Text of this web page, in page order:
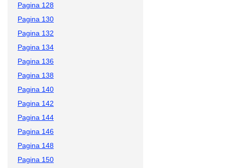
Pagina 128
Pagina 130
Pagina 132
Pagina 134
Pagina 136
Pagina 138
Pagina 140
Pagina 142
Pagina 144
Pagina 146
Pagina 148
Pagina 150